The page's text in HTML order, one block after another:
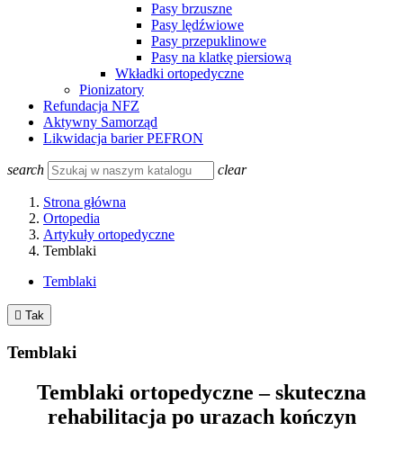
Pasy brzuszne
Pasy lędźwiowe
Pasy przepuklinowe
Pasy na klatkę piersiową
Wkładki ortopedyczne
Pionizatory
Refundacja NFZ
Aktywny Samorząd
Likwidacja barier PEFRON
search clear
Strona główna
Ortopedia
Artykuły ortopedyczne
Temblaki
Temblaki
 Tak
Temblaki
Temblaki ortopedyczne – skuteczna
rehabilitacja po urazach kończyn